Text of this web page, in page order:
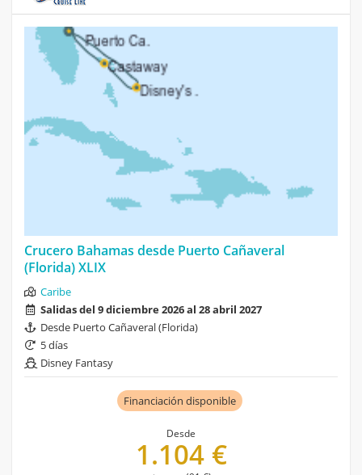
Crucero Bahamas desde Puerto Cañaveral
(Florida) XLIX
Caribe
Salidas del 9 diciembre 2026 al 28 abril 2027
Desde Puerto Cañaveral (Florida)
5 días
Disney Fantasy
Financiación disponible
Desde
1.104 €